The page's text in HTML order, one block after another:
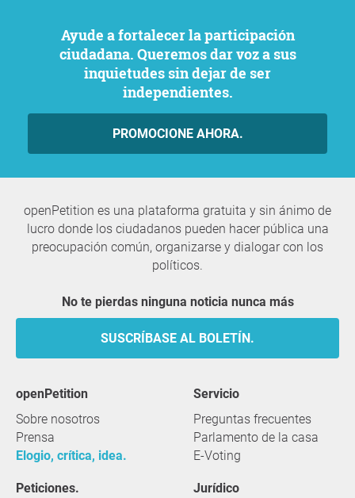
Ayude a fortalecer la participación
ciudadana. Queremos dar voz a sus
inquietudes sin dejar de ser
independientes.
PROMOCIONE AHORA.
openPetition es una plataforma gratuita y sin ánimo de
lucro donde los ciudadanos pueden hacer pública una
preocupación común, organizarse y dialogar con los
políticos.
No te pierdas ninguna noticia nunca más
SUSCRÍBASE AL BOLETÍN.
openPetition
Sobre nosotros
Prensa
Elogio, crítica, idea.
servicio
Preguntas frecuentes
Parlamento de la casa
E-Voting
Peticiones. Jurídico